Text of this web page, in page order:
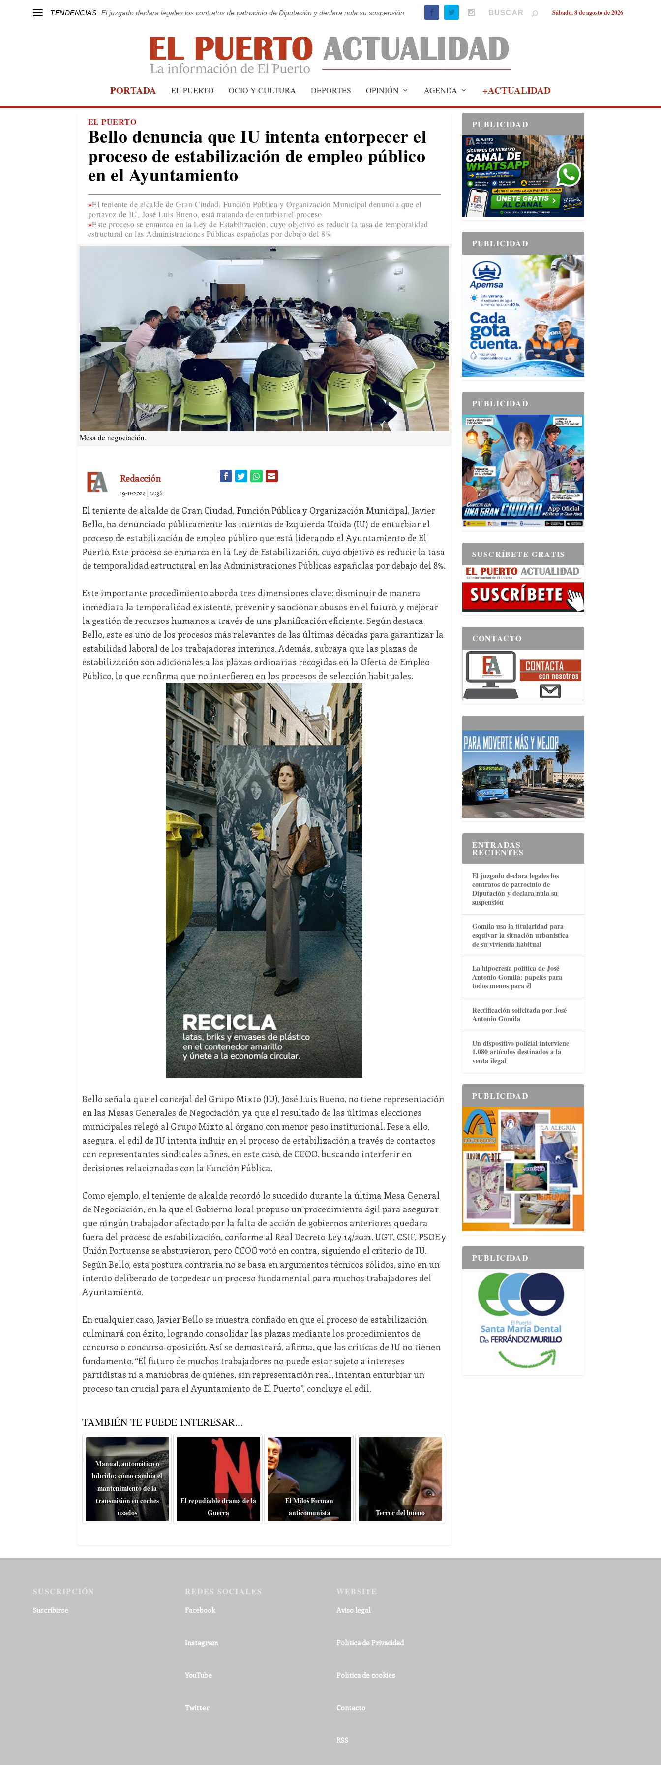
TENDENCIAS: El juzgado declara legales los contratos de patrocinio de Diputación y declara nula su suspensión Sábado, 8 de agosto de 2026
PORTADA EL PUERTO OCIO Y CULTURA DEPORTES OPINIÓN AGENDA +ACTUALIDAD
EL PUERTO
Bello denuncia que IU intenta entorpecer el
proceso de estabilización de empleo público
en el Ayuntamiento
El teniente de alcalde de Gran Ciudad, Función Pública y Organización Municipal denuncia que el
portavoz de IU, José Luis Bueno, está tratando de enturbiar el proceso
Este proceso se enmarca en la Ley de Estabilización, cuyo objetivo es reducir la tasa de temporalidad
estructural en las Administraciones Públicas españolas por debajo del 8%
Mesa de negociación.
Redacción
19-11-2024 | 14:36
El teniente de alcalde de Gran Ciudad, Función Pública y Organización Municipal, Javier
Bello, ha denunciado públicamente los intentos de Izquierda Unida (IU) de enturbiar el
proceso de estabilización de empleo público que está liderando el Ayuntamiento de El
Puerto. Este proceso se enmarca en la Ley de Estabilización, cuyo objetivo es reducir la tasa
de temporalidad estructural en las Administraciones Públicas españolas por debajo del 8%.
Este importante procedimiento aborda tres dimensiones clave: disminuir de manera
inmediata la temporalidad existente, prevenir y sancionar abusos en el futuro, y mejorar
la gestión de recursos humanos a través de una planificación eficiente. Según destaca
Bello, este es uno de los procesos más relevantes de las últimas décadas para garantizar la
estabilidad laboral de los trabajadores interinos. Además, subraya que las plazas de
estabilización son adicionales a las plazas ordinarias recogidas en la Oferta de Empleo
Público, lo que confirma que no interfieren en los procesos de selección habituales.
Bello señala que el concejal del Grupo Mixto (IU), José Luis Bueno, no tiene representación
en las Mesas Generales de Negociación, ya que el resultado de las últimas elecciones
municipales relegó al Grupo Mixto al órgano con menor peso institucional. Pese a ello,
asegura, el edil de IU intenta influir en el proceso de estabilización a través de contactos
con representantes sindicales afines, en este caso, de CCOO, buscando interferir en
decisiones relacionadas con la Función Pública.
Como ejemplo, el teniente de alcalde recordó lo sucedido durante la última Mesa General
de Negociación, en la que el Gobierno local propuso un procedimiento ágil para asegurar
que ningún trabajador afectado por la falta de acción de gobiernos anteriores quedara
fuera del proceso de estabilización, conforme al Real Decreto Ley 14/2021. UGT, CSIF, PSOE y
Unión Portuense se abstuvieron, pero CCOO votó en contra, siguiendo el criterio de IU.
Según Bello, esta postura contraria no se basa en argumentos técnicos sólidos, sino en un
intento deliberado de torpedear un proceso fundamental para muchos trabajadores del
Ayuntamiento.
En cualquier caso, Javier Bello se muestra confiado en que el proceso de estabilización
culminará con éxito, logrando consolidar las plazas mediante los procedimientos de
concurso o concurso-oposición. Así se demostrará, afirma, que las críticas de IU no tienen
fundamento. “El futuro de muchos trabajadores no puede estar sujeto a intereses
partidistas ni a maniobras de quienes, sin representación real, intentan enturbiar un
proceso tan crucial para el Ayuntamiento de El Puerto”, concluye el edil.
TAMBIÉN TE PUEDE INTERESAR...
Manual, automático o
híbrido: cómo cambia el
mantenimiento de la
transmisión en coches
usados
El repudiable drama de la
Guerra
El Miloš Forman
anticomunista
Terror del bueno
PUBLICIDAD
PUBLICIDAD
PUBLICIDAD
SUSCRÍBETE GRATIS
CONTACTO
ENTRADAS
RECIENTES
El juzgado declara legales los
contratos de patrocinio de
Diputación y declara nula su
suspensión
Gomila usa la titularidad para
esquivar la situación urbanística
de su vivienda habitual
La hipocresía política de José
Antonio Gomila: papeles para
todos menos para él
Rectificación solicitada por José
Antonio Gomila
Un dispositivo policial interviene
1.080 artículos destinados a la
venta ilegal
PUBLICIDAD
PUBLICIDAD
SUSCRIPCIÓN
Suscribirse
REDES SOCIALES
Facebook
Instagram
YouTube
Twitter
WEBSITE
Aviso legal
Política de Privacidad
Política de cookies
Contacto
RSS